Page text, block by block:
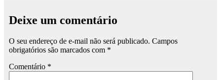
Deixe um comentário
O seu endereço de e-mail não será publicado. Campos
obrigatórios são marcados com *
Comentário *